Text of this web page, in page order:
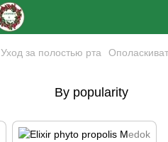
Уход за полостью рта
By popularity